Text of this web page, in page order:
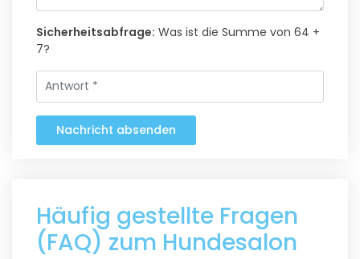
Sicherheitsabfrage: Was ist die Summe von 64 +
7?
Nachricht absenden
Häufig gestellte Fragen
(FAQ) zum Hundesalon